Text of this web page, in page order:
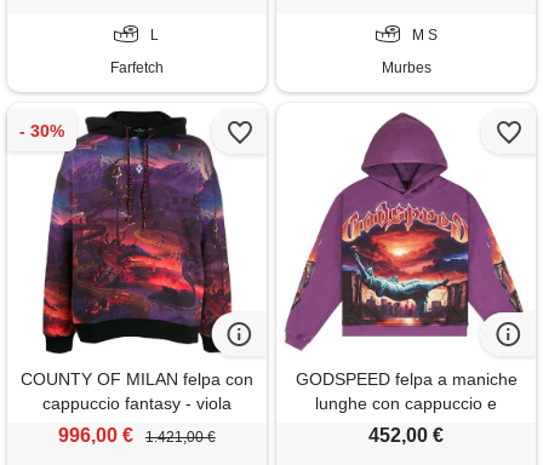
L
Farfetch
M S
Murbes
COUNTY OF MILAN felpa con
cappuccio fantasy - viola
996,00 € 1.421,00 €
GODSPEED felpa a maniche
lunghe con cappuccio e
stampa grafica - viola
452,00 €